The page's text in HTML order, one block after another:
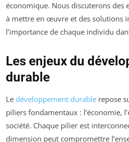
économique. Nous discuterons des
à mettre en œuvre et des solutions
l’importance de chaque individu
Les enjeux du
durable
Le développement durable repose
piliers fondamentaux : l’économie,
société. Chaque pilier est
dimension peut compromettre